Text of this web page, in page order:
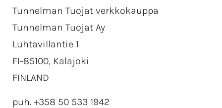
Tunnelman Tuojat verkkokauppa
Tunnelman Tuojat Ay
Luhtavillantie 1
FI-85100, Kalajoki
FINLAND
puh. +358 50 533 1942